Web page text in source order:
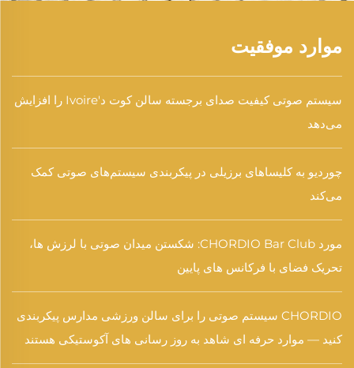
موارد موفقیت
سیستم صوتی کیفیت صدای برجسته سالن کوت د'Ivoire را افزایش
می‌دهد
چوردیو به کلیساهای برزیلی در پیکربندی سیستم‌های صوتی کمک
می‌کند
مورد CHORDIO Bar Club: شکستن میدان صوتی با لرزش ها،
تحریک فضای با فرکانس های پایین
CHORDIO سیستم صوتی را برای سالن ورزشی مدارس پیکربندی
کنید — موارد حرفه ای شاهد به روز رسانی های آکوستیکی هستند